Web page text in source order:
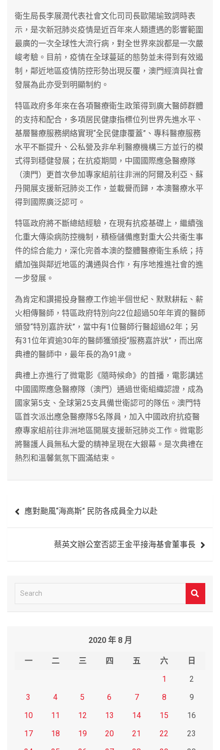
衛生局長李展潤代表社會文化司司長歐陽瑜致詞時表
示，是次新冠肺炎疫情是近百年來人類遭遇的影響範圍
最廣的一次全球性大流行病，對全世界來說都是一次嚴
峻考驗。目前，疫情在全球蔓延的態勢並未得到有效遏
制，鄰近地區疫情防控形勢出現反覆，澳門經濟與社會
發展為此亦受到明顯制約。
特區政府多年來在各項醫療衛生政策得到廣大醫師群體
的支持和配合，多項居民健康指標位列世界先進水平、
基層醫療服務網絡實現“全民健康覆蓋”、專科醫療服務
水平不斷提升、公私營及非牟利醫療機構三方並行的模
式得到穩健發展；在抗疫期間，中國國際應急醫療隊
（澳門）更首次參加專家組前往非洲的阿爾及利亞、蘇
丹開展支援新冠肺炎工作，並載譽而歸，本澳醫療水平
得到國際廣泛認可。
特區政府將不斷總結經驗，在現有抗疫基礎上，繼續強
化重⼤傳染病防控機制，積極儲備應對重大公共衞生事
件的綜合能力，深化完善本澳的整體醫療衛生系統；持
續加強與鄰近地區的溝通與合作，有序地推進社會的進
一步發展。
為肯定和讚揚投身醫療工作逾半個世紀、默默耕耘、薪
火相傳醫師，特區政府特別向22位超過50年年資的醫師
頒發“特別嘉許狀”，當中有1位醫師行醫超過62年；另
有31位年資逾30年的醫師獲頒授“服務嘉許狀”，而出席
典禮的醫師中，最年長的為91歲。
典禮上亦進行了微電影《隨時候命》的首播，電影講述
中國國際應急醫療隊（澳門）通過世衛組織認證，成為
國家第5支、全球第25支具備世衛認可的隊伍。澳門特
區首次派出應急醫療隊5名隊員，加入中國政府抗疫醫
療專家組前往非洲地區開展支援新冠肺炎工作。微電影
將醫護人員無私大愛的精神呈現在大銀幕。是次典禮在
熱烈和溫馨氣氛下圓滿結束。
章
應對颱風“海高斯” 民防各成員全力以赴
蔡英文辦公室否認王金平接海基會董事長
e
2020 年 8 月
一 二 三 四 五 六
日
1
2
3
4 5 6 7 8
9
10
11 12 13 14 15
16
17
18 19 20 21 22
23